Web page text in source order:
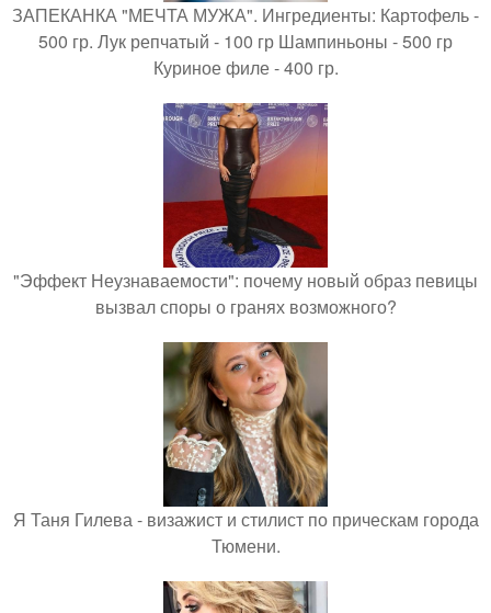
ЗАПЕКАНКА "МЕЧТА МУЖА". Ингредиенты: Картофель -
500 гр. Лук репчатый - 100 гр Шампиньоны - 500 гр
Куриное филе - 400 гр.
"Эффект Неузнаваемости": почему новый образ певицы
вызвал споры о гранях возможного?
Я Таня Гилева - визажист и стилист по прическам города
Тюмени.